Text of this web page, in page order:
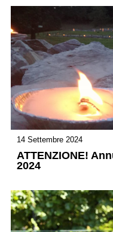
14 Settembre 2024
ATTENZIONE!
2024